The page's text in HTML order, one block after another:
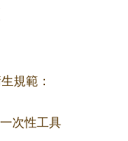
規範：
次性工具